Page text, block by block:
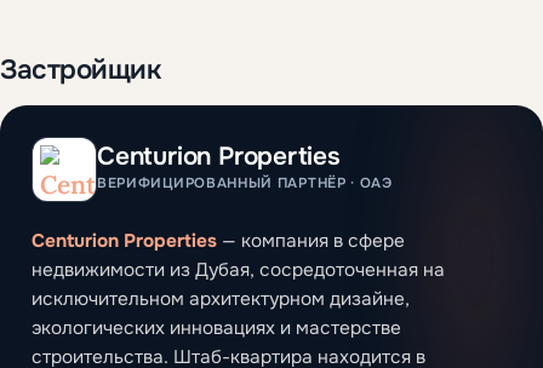
Застройщик
Centurion Properties
ВЕРИФИЦИРОВАННЫЙ ПАРТНЁР · ОАЭ
Centurion Properties — компания в сфере
недвижимости из Дубая, сосредоточенная на
исключительном архитектурном дизайне,
экологических инновациях и мастерстве
строительства. Штаб-квартира находится в